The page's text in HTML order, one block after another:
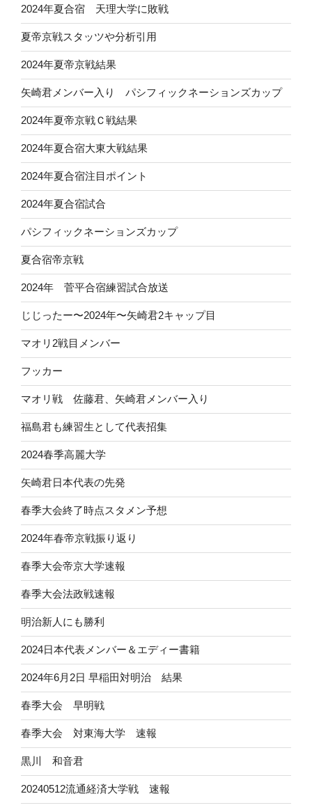
2024年夏合宿 天理大学に敗戦
夏帝京戦スタッツや分析引用
2024年夏帝京戦結果
矢崎君メンバー入り パシフィックネーションズカップ
2024年夏帝京戦Ｃ戦結果
2024年夏合宿大東大戦結果
2024年夏合宿注目ポイント
2024年夏合宿試合
パシフィックネーションズカップ
夏合宿帝京戦
2024年 菅平合宿練習試合放送
じじったー〜2024年〜矢崎君2キャップ目
マオリ2戦目メンバー
フッカー
マオリ戦 佐藤君、矢崎君メンバー入り
福島君も練習生として代表招集
2024春季高麗大学
矢崎君日本代表の先発
春季大会終了時点スタメン予想
2024年春帝京戦振り返り
春季大会帝京大学速報
春季大会法政戦速報
明治新人にも勝利
2024日本代表メンバー＆エディー書籍
2024年6月2日 早稲田対明治 結果
春季大会 早明戦
春季大会 対東海大学 速報
黒川 和音君
20240512流通経済大学戦 速報